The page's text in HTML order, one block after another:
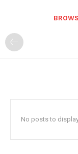
No posts to